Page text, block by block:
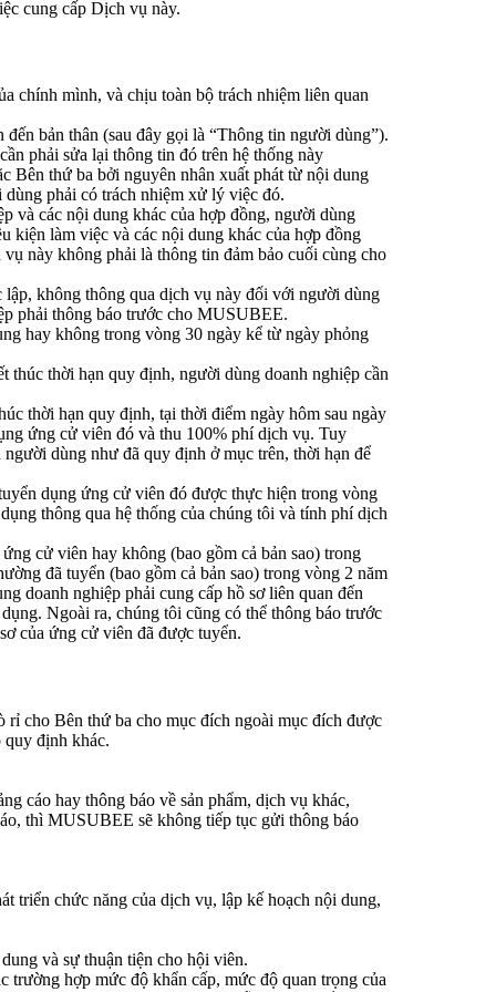
cung cấp Dịch vụ này.
chính mình, và chịu toàn bộ trách nhiệm liên quan
bản thân (sau đây gọi là “Thông tin người dùng”).
phải sửa lại thông tin đó trên hệ thống này
Bên thứ ba bởi nguyên nhân xuất phát từ nội dung
phải có trách nhiệm xử lý việc đó.
và các nội dung khác của hợp đồng, người dùng
kiện làm việc và các nội dung khác của hợp đồng
này không phải là thông tin đảm bảo cuối cùng cho
không thông qua dịch vụ này đối với người dùng
phải thông báo trước cho MUSUBEE.
hay không trong vòng 30 ngày kể từ ngày phỏng
thời hạn quy định, người dùng doanh nghiệp cần
thời hạn quy định, tại thời điểm ngày hôm sau ngày
ứng cử viên đó và thu 100% phí dịch vụ. Tuy
dùng như đã quy định ở mục trên, thời hạn để
dụng ứng cử viên đó được thực hiện trong vòng
thông qua hệ thống của chúng tôi và tính phí dịch
cử viên hay không (bao gồm cả bản sao) trong
đã tuyển (bao gồm cả bản sao) trong vòng 2 năm
doanh nghiệp phải cung cấp hồ sơ liên quan đến
Ngoài ra, chúng tôi cũng có thể thông báo trước
của ứng cử viên đã được tuyển.
cho Bên thứ ba cho mục đích ngoài mục đích được
định khác.
cáo hay thông báo về sản phẩm, dịch vụ khác,
thì MUSUBEE sẽ không tiếp tục gửi thông báo
triển chức năng của dịch vụ, lập kế hoạch nội dung,
và sự thuận tiện cho hội viên.
hợp mức độ khẩn cấp, mức độ quan trọng của